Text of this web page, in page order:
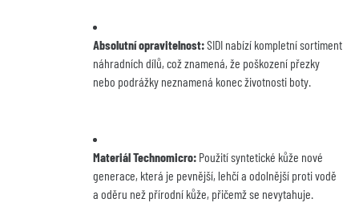
Absolutní opravitelnost: SIDI nabízí kompletní sortiment
náhradních dílů, což znamená, že poškození přezky
nebo podrážky neznamená konec životnosti boty.
Materiál Technomicro: Použití syntetické kůže nové
generace, která je pevnější, lehčí a odolnější proti vodě
a oděru než přírodní kůže, přičemž se nevytahuje.